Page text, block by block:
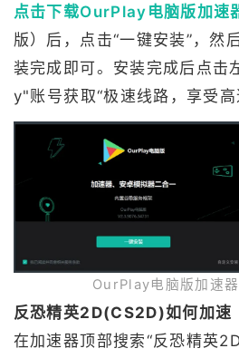
点击下载OurPlay电脑版加速
版）后，点击“一键安装”，然
装完成即可。安装完成后点
y"账号获取“极速线路，享受高
OurPlay电脑版加速
反恐精英2D(CS2D)如何加速
在加速器顶部搜索“反恐精英